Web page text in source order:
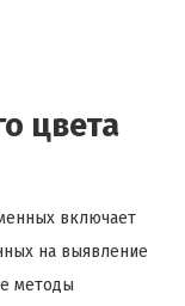
цвета
включает
на выявление
методы